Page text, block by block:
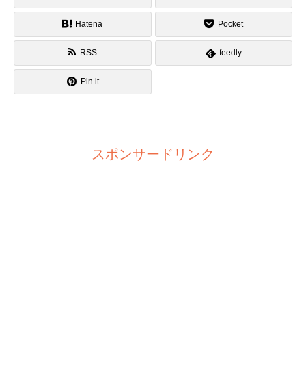
Hatena Pocket
RSS feedly
Pin it
スポンサードリンク